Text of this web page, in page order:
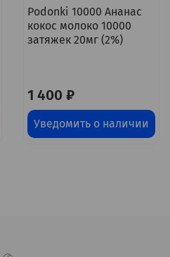
Podonki 10000 Ананас
кокос молоко 10000
затяжек 20мг (2%)
1 400 ₽
Уведомить о наличии